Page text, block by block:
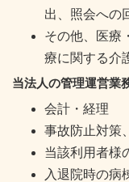
出、照会への
その他、医療
療に関する介
当法人の管理運営業
会計・経理
事故防止対策
当該利用者様
入退院時の病